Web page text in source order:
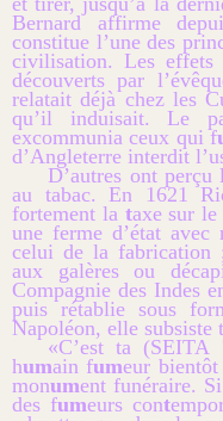
Bernard affirme
constitue l’une des
civilisation. Les effets
découverts par
relatait déjà chez les
qu’il induisait. Le
excommunia ceux qui f
d’Angleterre interdit
D’autres ont
au tabac. En 1621
fortement la taxe sur
une ferme d’état avec
celui de la fabrication
aux galères ou
Compagnie des Indes
puis rétablie sous
Napoléon, elle subsiste
«C’est ta (SEITA
humain fumeur
monument funéraire.
des fumeurs cont